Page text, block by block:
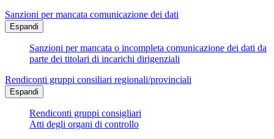
Sanzioni per mancata comunicazione dei dati
Espandi
Sanzioni per mancata o incompleta comunicazione dei dati da
parte dei titolari di incarichi dirigenziali
Rendiconti gruppi consiliari regionali/provinciali
Espandi
Rendiconti gruppi consigliari
Atti degli organi di controllo